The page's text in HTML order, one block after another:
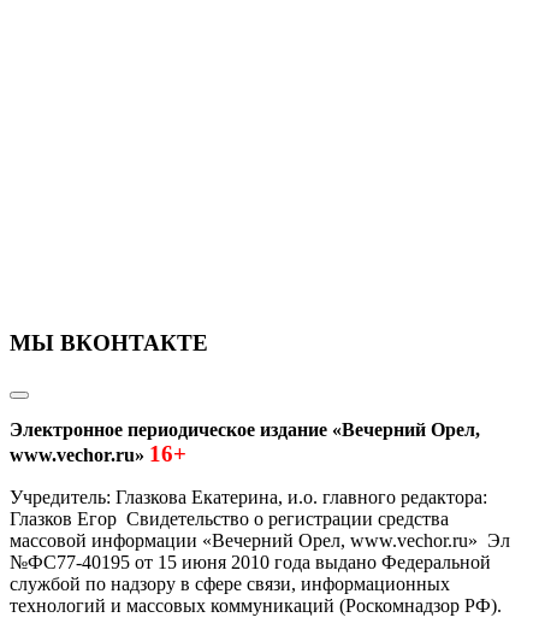
МЫ ВКОНТАКТЕ
Электронное периодическое издание «Вечерний Орел,
www.vechor.ru» 16+
Учредитель: Глазкова Екатерина, и.о. главного редактора:
Глазков Егор Свидетельство о регистрации средства
массовой информации «Вечерний Орел, www.vechor.ru» Эл
№ФС77-40195 от 15 июня 2010 года выдано Федеральной
службой по надзору в сфере связи, информационных
технологий и массовых коммуникаций (Роскомнадзор РФ).